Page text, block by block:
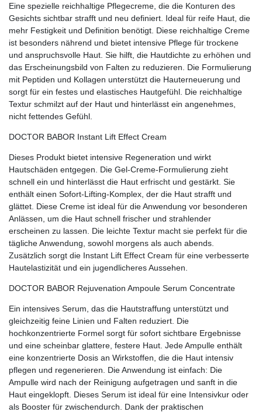
Eine spezielle reichhaltige Pflegecreme, die die Konturen des
Gesichts sichtbar strafft und neu definiert. Ideal für reife Haut, die
mehr Festigkeit und Definition benötigt. Diese reichhaltige Creme
ist besonders nährend und bietet intensive Pflege für trockene
und anspruchsvolle Haut. Sie hilft, die Hautdichte zu erhöhen und
das Erscheinungsbild von Falten zu reduzieren. Die Formulierung
mit Peptiden und Kollagen unterstützt die Hauterneuerung und
sorgt für ein festes und elastisches Hautgefühl. Die reichhaltige
Textur schmilzt auf der Haut und hinterlässt ein angenehmes,
nicht fettendes Gefühl.
DOCTOR BABOR Instant Lift Effect Cream
Dieses Produkt bietet intensive Regeneration und wirkt
Hautschäden entgegen. Die Gel-Creme-Formulierung zieht
schnell ein und hinterlässt die Haut erfrischt und gestärkt. Sie
enthält einen Sofort-Lifting-Komplex, der die Haut strafft und
glättet. Diese Creme ist ideal für die Anwendung vor besonderen
Anlässen, um die Haut schnell frischer und strahlender
erscheinen zu lassen. Die leichte Textur macht sie perfekt für die
tägliche Anwendung, sowohl morgens als auch abends.
Zusätzlich sorgt die Instant Lift Effect Cream für eine verbesserte
Hautelastizität und ein jugendlicheres Aussehen.
DOCTOR BABOR Rejuvenation Ampoule Serum Concentrate
Ein intensives Serum, das die Hautstraffung unterstützt und
gleichzeitig feine Linien und Falten reduziert. Die
hochkonzentrierte Formel sorgt für sofort sichtbare Ergebnisse
und eine scheinbar glattere, festere Haut. Jede Ampulle enthält
eine konzentrierte Dosis an Wirkstoffen, die die Haut intensiv
pflegen und regenerieren. Die Anwendung ist einfach: Die
Ampulle wird nach der Reinigung aufgetragen und sanft in die
Haut eingeklopft. Dieses Serum ist ideal für eine Intensivkur oder
als Booster für zwischendurch. Dank der praktischen